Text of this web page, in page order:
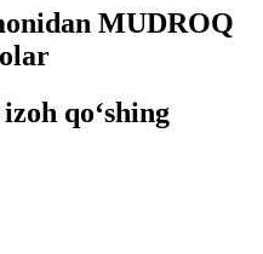
MUDROQ
qo‘shing